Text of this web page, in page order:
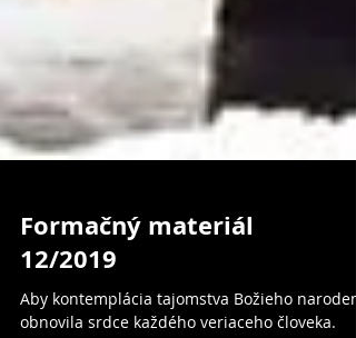
Formačný materiál
12/2019